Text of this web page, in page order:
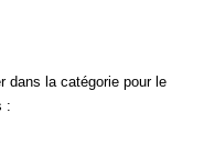
dans la catégorie pour le
: